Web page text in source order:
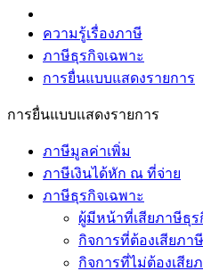
ความรู้เรื่องภาษี
ภาษีธุรกิจเฉพาะ
การยื่นแบบแสดงรายการ
การยื่นแบบแสดงรายการ
ภาษีมูลค่าเพิ่ม
ภาษีเงินได้หัก ณ ที่จ่าย
ภาษีธุรกิจเฉพาะ
ผู้มีหน้าที่เสียภาษีธุร
กิจการที่ต้องเสียภา
กิจการที่ไม่ต้องเสีย